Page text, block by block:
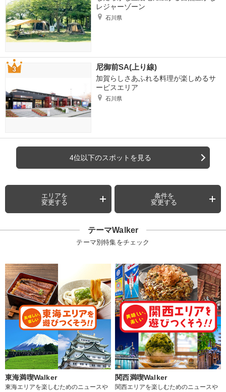
レジャーゾーン
石川県
尼御前SA(上り線)
加賀らしさあふれる料理が楽しめるサ
ービスエリア
石川県
4位以下のスポットを見る
エリアを
変更する
条件を
変更する
テーマWalker
テーマ別特集をチェック
東海満喫Walker
東海エリアを楽しむためのニュースや
関西満喫Walker
関西エリアを楽しむためのニュースや